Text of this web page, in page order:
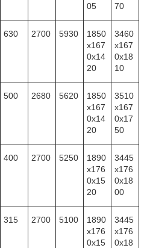
05
70
630 2700 5930
1850
x167
0x14
20
3460
x167
0x18
10
500 2680 5620
1850
x167
0x14
20
3510
x167
0x17
50
400 2700 5250
1890
x176
0x15
20
3445
x176
0x18
00
315 2700 5100
1890
x176
0x15
3445
x176
0x18